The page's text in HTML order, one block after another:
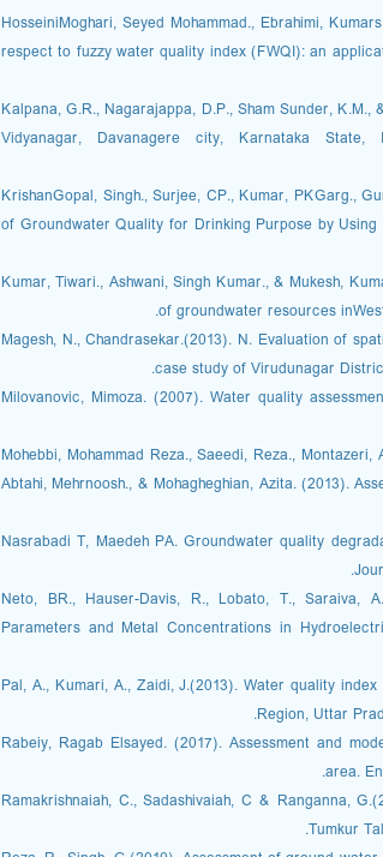
HosseiniMoghari, Seyed Mohammad., Ebrahimi,
respect to fuzzy water quality index (FWQI): an
Kalpana, G.R., Nagarajappa, D.P., Sham Sunder,
Vidyanagar, Davanagere city, Karnataka
KrishanGopal, Singh., Surjee, CP., Kumar, PKGarg.,
of Groundwater Quality for Drinking Purpose by
Kumar, Tiwari., Ashwani, Singh Kumar., & Mukesh,
of groundwater resources
Magesh, N., Chandrasekar.(2013). N. Evaluation of
case study of Virudunagar
Milovanovic, Mimoza. (2007). Water quality
Mohebbi, Mohammad Reza., Saeedi, Reza.,
Abtahi, Mehrnoosh., & Mohagheghian, Azita. (2013).
Nasrabadi T, Maedeh PA. Groundwater quality
Neto, BR., Hauser-Davis, R., Lobato, T., Saraiva,
Parameters and Metal Concentrations in
Pal, A., Kumari, A., Zaidi, J.(2013). Water quality
Region, Uttar
Rabeiy, Ragab Elsayed. (2017). Assessment and
area.
Ramakrishnaiah, C., Sadashivaiah, C & Ranganna,
Tumkur